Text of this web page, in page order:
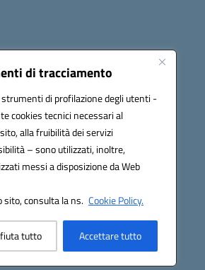
di tracciamento
di profilazione degli utenti -
cookies tecnici necessari al
alla fruibilità dei servizi
– sono utilizzati, inoltre,
messi a disposizione da Web
sito, consulta la ns. Cookie Policy.
tutto Accettare tutto